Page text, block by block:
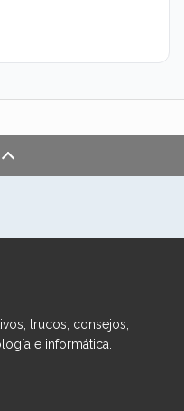
trucos, consejos,
e informática.